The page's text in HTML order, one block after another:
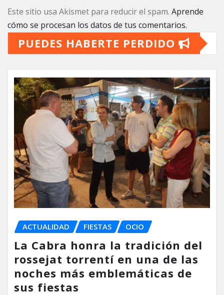
Este sitio usa Akismet para reducir el spam. Aprende
cómo se procesan los datos de tus comentarios.
PUEDES HABERTE PERDIDO
ACTUALIDAD FIESTAS OCIO
La Cabra honra la tradición del
rossejat torrentí en una de las
noches más emblemáticas de
sus fiestas